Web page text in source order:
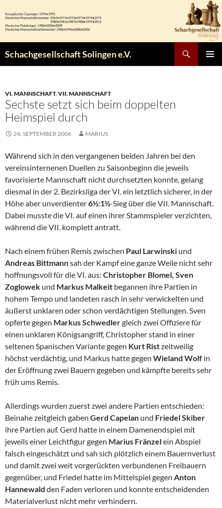
Inhalt
springen
Schachgesellschaft Solingen e.V.
VI. MANNSCHAFT,VII. MANNSCHAFT
Sechste setzt sich beim doppelten
Heimspiel durch
24. SEPTEMBER 2006 MARIUS
Während sich in den vergangenen beiden Jahren bei den
vereinsinternenen Duellen zu Saisonbeginn die jeweils
favorisierte Mannschaft nicht durchsetzten konnte, gelang
diesmal in der 2. Bezirksliga der VI. ein letztlich sicherer, in der
Höhe aber unverdienter6½:1½-Sieg über die VII. Mannschaft.
Dabei musste die VI. auf einen ihrer Stammspieler verzichten,
während die VII. komplett antratt.
Nach einem frühen Remis zwischen Paul Larwinski und
Andreas Bittmannsah der Kampf eine ganze Weile nicht sehr
hoffnungsvoll für die VI. aus: Christopher Blomel, Sven
Zoglowek und Markus Malkeit begannen ihre Partien in
hohem Tempo und landeten rasch in sehr verwickelten und
äußerst unklaren oder schon verdächtigen Stellungen. Sven
opferte gegen Markus Schwedlergleich zwei Offiziere für
einen unklaren Königsangriff, Christopher stand in einer
seltenen Spanischen Variante gegen Kurt Ristzeitweilig
höchst verdächtig, und Markus hatte gegen Wieland Wolf in
der Eröffnung zwei Bauern gegeben und kämpfte bereits sehr
früh ums Remis.
Allerdings wurden zuerst zwei andere Partien entschieden:
Beinahe zeitgleich gaben Gerd Capelan und Friedel Skiber
ihre Partien auf. Gerd hatte in einem Damenendspiel mit
jeweils einer Leichtfigur gegen Marius Fränzelein Abspiel
falsch eingeschätzt und sah sich plötzlich einem Bauernverlust
und damit zwei weit vorgerückten verbundenen Freibauern
gegenüber, und Friedel hatte im Mittelspiel gegen Anton
Hannewald den Faden verloren und konnte entscheidenden
Materialverlust nicht mehr verhindern.